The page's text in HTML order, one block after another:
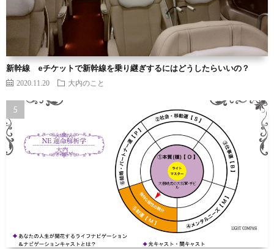
新幹線 eチケットで新幹線を乗り継ぎするにはどうしたらいいの？
2020.11.20 大内のこと